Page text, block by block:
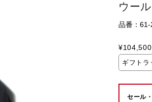
ウー
品番：
¥104,500
ギフトラ
セール